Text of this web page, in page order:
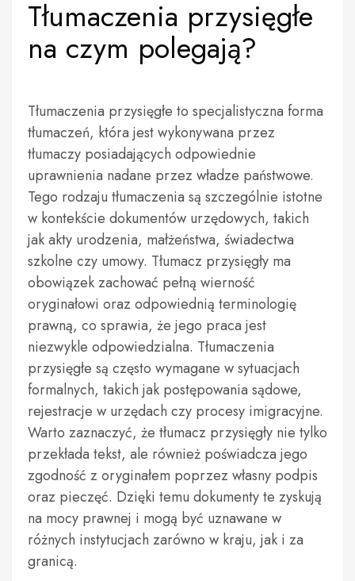
Tłumaczenia przysięgłe
na czym polegają?
Tłumaczenia przysięgłe to specjalistyczna forma
tłumaczeń, która jest wykonywana przez
tłumaczy posiadających odpowiednie
uprawnienia nadane przez władze państwowe.
Tego rodzaju tłumaczenia są szczególnie istotne
w kontekście dokumentów urzędowych, takich
jak akty urodzenia, małżeństwa, świadectwa
szkolne czy umowy. Tłumacz przysięgły ma
obowiązek zachować pełną wierność
oryginałowi oraz odpowiednią terminologię
prawną, co sprawia, że jego praca jest
niezwykle odpowiedzialna. Tłumaczenia
przysięgłe są często wymagane w sytuacjach
formalnych, takich jak postępowania sądowe,
rejestracje w urzędach czy procesy imigracyjne.
Warto zaznaczyć, że tłumacz przysięgły nie tylko
przekłada tekst, ale również poświadcza jego
zgodność z oryginałem poprzez własny podpis
oraz pieczęć. Dzięki temu dokumenty te zyskują
na mocy prawnej i mogą być uznawane w
różnych instytucjach zarówno w kraju, jak i za
granicą.